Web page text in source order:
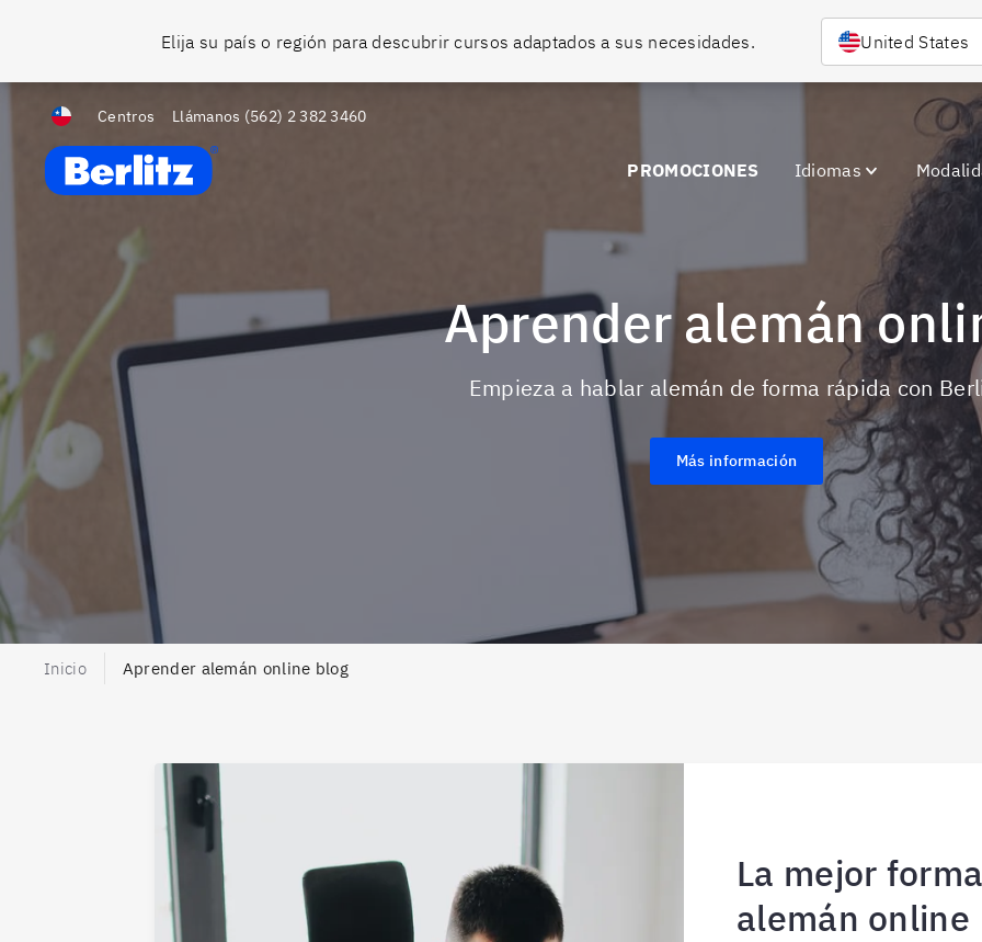
Elija su país o región para descubrir cursos adaptados a sus necesidades. United States
Centros Llámanos (562) 2 382 3460
Berlitz Chile
PROMOCIONES Idiomas
Aprender alemán
Empieza a hablar alemán de forma rápida con
Más información
Inicio Aprender alemán online blog
La mejor
alemán online